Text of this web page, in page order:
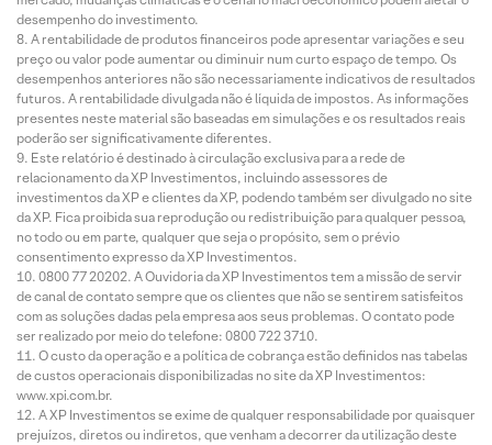
desempenho do investimento.
A rentabilidade de produtos financeiros pode apresentar variações e seu
preço ou valor pode aumentar ou diminuir num curto espaço de tempo. Os
desempenhos anteriores não são necessariamente indicativos de resultados
futuros. A rentabilidade divulgada não é líquida de impostos. As informações
presentes neste material são baseadas em simulações e os resultados reais
poderão ser significativamente diferentes.
Este relatório é destinado à circulação exclusiva para a rede de
relacionamento da XP Investimentos, incluindo assessores de
investimentos da XP e clientes da XP, podendo também ser divulgado no site
da XP. Fica proibida sua reprodução ou redistribuição para qualquer pessoa,
no todo ou em parte, qualquer que seja o propósito, sem o prévio
consentimento expresso da XP Investimentos.
0800 77 20202. A Ouvidoria da XP Investimentos tem a missão de servir
de canal de contato sempre que os clientes que não se sentirem satisfeitos
com as soluções dadas pela empresa aos seus problemas. O contato pode
ser realizado por meio do telefone: 0800 722 3710.
O custo da operação e a política de cobrança estão definidos nas tabelas
de custos operacionais disponibilizadas no site da XP Investimentos:
www.xpi.com.br.
A XP Investimentos se exime de qualquer responsabilidade por quaisquer
prejuízos, diretos ou indiretos, que venham a decorrer da utilização deste